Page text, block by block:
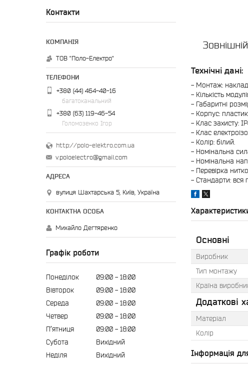
Технічні дані:
- Монтаж:
- Кількість
- Габаритні
- Корпус: пластик.
- Клас захисту:
- Клас
- Колір: білий.
- Номінальна
- Номінальна
- Перевірка
- Стандарти: вся
Основні
Виробник
Тип монтажу
Країна
Додаткові
Матеріал
Колір
Інформація
Контакти
ТОВ "Поло-Електро"
+380 (44) 464-40-16
багатоканальний
+380 (63) 119-46-54
Голомозенко Ігор
http://polo-elektro.com.ua
v.poloelectro@gmail.com
вулиця Шахтарська 5, Київ, Україна
Михайло Дегтяренко
Графік роботи
Понеділок 09:00
18:00
Вівторок
09:00
18:00
Середа
09:00
18:00
Четвер
09:00
18:00
Пʼятниця
09:00
18:00
Субота
Вихідний
Неділя
Вихідний